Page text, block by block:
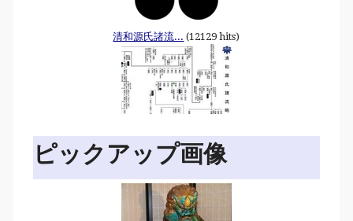
清和源氏諸流... (12129 hits)
ピックアップ画像